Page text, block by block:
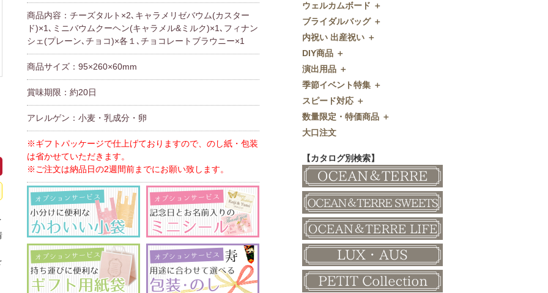
商品内容：チーズタルト×2､キャラメリゼバウム(カスター
ド)×1､ミニバウムクーヘン(キャラメル&ミルク)×1､フィナン
シェ(プレーン､チョコ)×各１､チョコレートブラウニー×1
商品サイズ：95×260×60mm
賞味期限：約20日
アレルゲン：小麦・乳成分・卵
※ギフトパッケージで仕上げておりますので、のし紙・包装
は省かせていただきます。
※ご注文は納品日の2週間前までにお願い致します。
スプーン
チョコレート
ディズニー
ドラジェ
プチタオル
席札立て
耳かき＆ぺん
紅茶＆コーヒー
和風プチギフト
その他
今治タオル
引出物セット
和食器
名入れ贈呈品
特選ギフト
珈琲・紅茶
鰹節・フード
和菓子
FLAVOR
席次表
席札
付箋・メッセージカード
印刷代行
ディズニーシリーズ
ディズニーウェイトドール
ウェイトベア
子育て卒業証書
クロックギフト
カタログギフト
OCEAN&TERRE GOURMET
SHIKISAI ONE
Grace
ウェルカムボード ＋
ウェルカムボード
カラーステンドグラス調
ガラス
フラワータイプ
ペンダントクロック
ミラー
メッセージパズル
似顔絵
和風ボード
ブライダルバッグ ＋
ブライダルバッグ
内祝い 出産祝い ＋
内祝い 出産祝い
DIY商品 ＋
DIY商品
演出用品 ＋
演出用品
リングピロー
ブーケプルズ
結婚証明書
その他
季節イベント特集 ＋
季節イベント特集
サクラ
クローバー
クリスマス
バレンタイン
ホワイトデー
母の日
父の日
敬老の日
スピード対応 ＋
スピード対応
即日お急ぎ発送
数量限定・特価商品 ＋
数量限定・特価商品
大口注文
【カタログ別検索】